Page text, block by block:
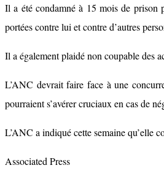
Il a été condamné à 15 mois de prison
portées contre lui et contre d’autres
Il a également plaidé non coupable des
L’ANC devrait faire face à une
pourraient s’avérer cruciaux en cas de
L’ANC a indiqué cette semaine qu’elle
Associated Press